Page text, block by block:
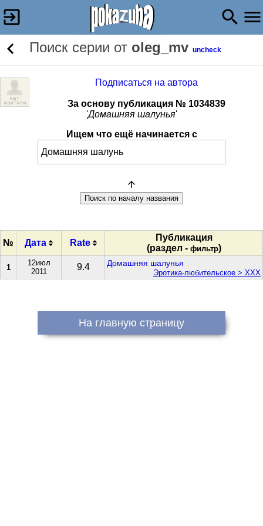
Поиск серии от oleg_mv uncheck
Подписаться на автора
За основу публикация № 1034839
'Домашняя шалунья'
Ищем что ещё начинается с
№ Дата Rate
Публикация
(раздел - фильтр)
1
12июл
2011
9.4 Домашняя шалунья
Эротика-любительское > XXX
На главную страницу